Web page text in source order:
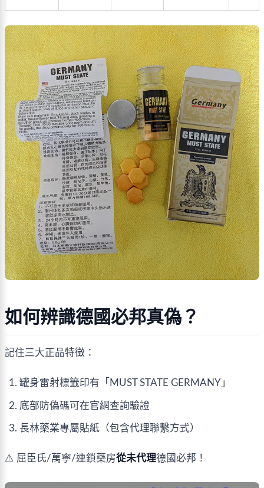
如何辨識德國必邦真偽？
記住三大正品特徵：
罐身雷射標籤印有「MUST STATE GERMANY」
底部防偽碼可在官網查詢驗證
長林藥業專屬貼紙（包含代理聯繫方式）
⚠️ 屈臣氏/萬寧/連鎖藥房從未代理德國必邦！